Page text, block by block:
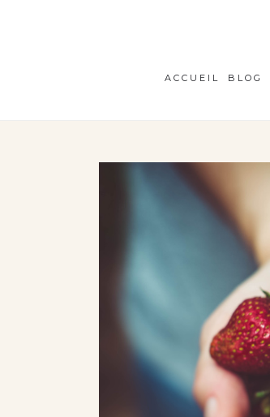
ACCUEIL BLOG